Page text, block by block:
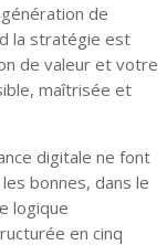
de
la stratégie est
de valeur et votre
maîtrisée et
digitale ne font
bonnes, dans le
logique
en cinq